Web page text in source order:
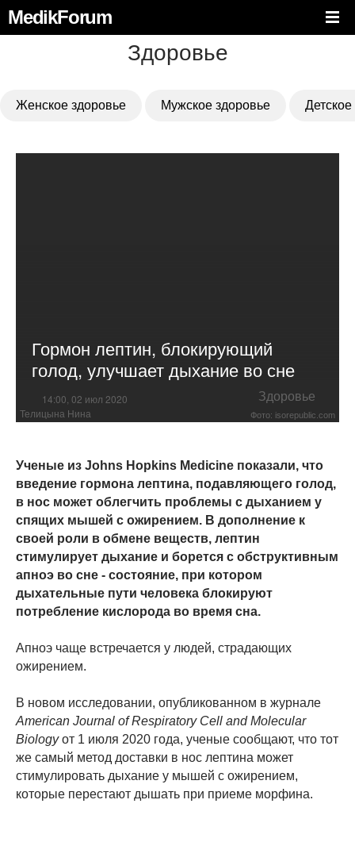
MedikForum
Здоровье
Женское здоровье Мужское здоровье
Гормон лептин, блокирующий
голод, улучшает дыхание во сне
14:00, 02 июл 2020 Здоровье
Телицына Нина Фото: isorepublic.com
Ученые из Johns Hopkins Medicine показали, что
введение гормона лептина, подавляющего голод,
в нос может облегчить проблемы с дыханием у
спящих мышей с ожирением. В дополнение к
своей роли в обмене веществ, лептин
стимулирует дыхание и борется с обструктивным
апноэ во сне - состояние, при котором
дыхательные пути человека блокируют
потребление кислорода во время сна.
Апноэ чаще встречается у людей, страдающих
ожирением.
В новом исследовании, опубликованном в журнале
American Journal of Respiratory Cell and Molecular
Biologyот 1 июля 2020 года, ученые сообщают, что тот
же самый метод доставки в нос лептина может
стимулировать дыхание у мышей с ожирением,
которые перестают дышать при приеме морфина.